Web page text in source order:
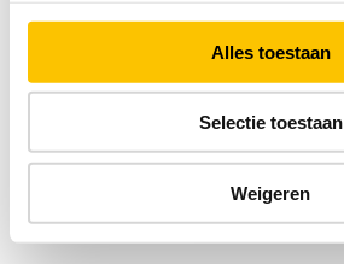
Alles toestaan
Selectie toestaan
Weigeren